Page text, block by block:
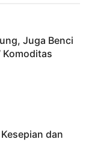
Juga Benci
Komoditas
dan